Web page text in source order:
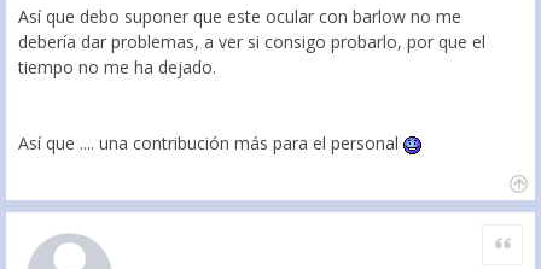
Así que debo suponer que este ocular con barlow no me
debería dar problemas, a ver si consigo probarlo, por que el
tiempo no me ha dejado.
Así que .... una contribución más para el personal
Citar